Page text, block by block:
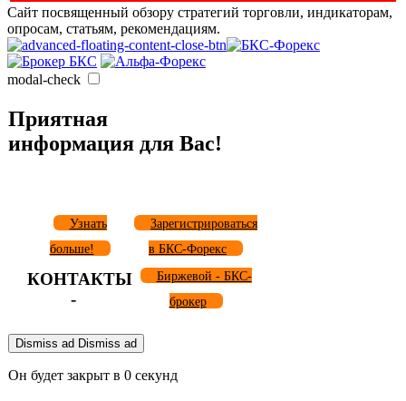
Сайт посвященный обзору стратегий торговли, индикаторам,
опросам, статьям, рекомендациям.
modal-check
Приятная
информация для Вас!
Узнать
больше!
Зарегистрироваться
в БКС-Форекс
КОНТАКТЫ
-
Биржевой - БКС-
брокер
Dismiss ad Dismiss ad
Он будет закрыт в 0 секунд